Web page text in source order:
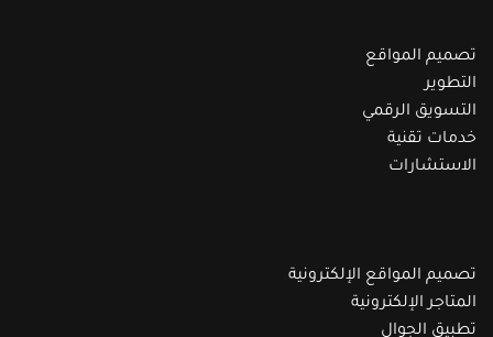
تصميم المواقع
التطوير
التسويق الرقمي
خدمات تقنية
الاستشارات
تصميم المواقع الإلكترونية
المتاجر الإلكترونية
تطبيق الجوال